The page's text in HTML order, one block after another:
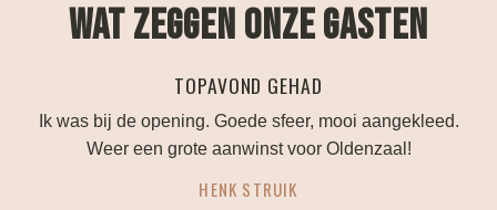
WAT ZEGGEN ONZE GASTEN
sfeer, mooi aangekleed.
voor Oldenzaal!
Alles is mogelijk als je je
denken mee en